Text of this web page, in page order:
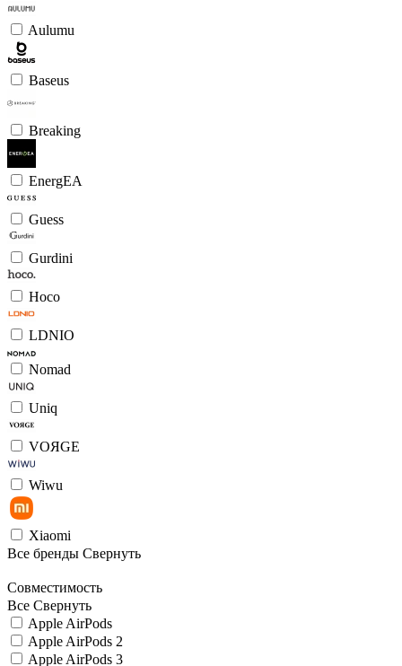
Aulumu
Baseus
Breaking
EnergEA
Guess
Gurdini
Hoco
LDNIO
Nomad
Uniq
VOЯGE
Wiwu
Xiaomi
Все бренды Свернуть
Совместимость
Все Свернуть
Apple AirPods
Apple AirPods 2
Apple AirPods 3